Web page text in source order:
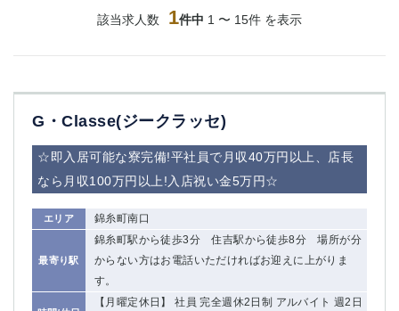
該当求人数 1件中 1 〜 15件 を表示
G・Classe(ジークラッセ)
☆即入居可能な寮完備!平社員で月収40万円以上、店長
なら月収100万円以上!入店祝い金5万円☆
エリア 錦糸町南口
最寄り駅
錦糸町駅から徒歩3分 住吉駅から徒歩8分 場所が分
からない方はお電話いただければお迎えに上がりま
す。
【月曜定休日】 社員 完全週休2日制 アルバイト 週2日
立川
①六本木 ②西麻布
大山
赤坂
高円寺
蒲田東口
多摩センター
立川（南口）
西葛西
中野
葛西
ひばりヶ丘（北口）
学芸大学